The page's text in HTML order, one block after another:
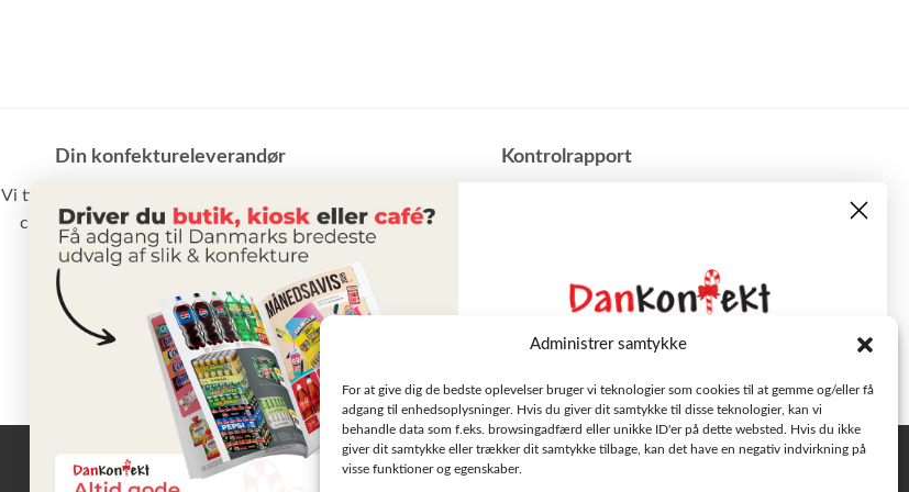
Administrer samtykke
For at give dig de bedste oplevelser bruger vi teknologier som cookies til at gemme og/eller få
adgang til enhedsoplysninger. Hvis du giver dit samtykke til disse teknologier, kan vi
behandle data som f.eks. browsingadfærd eller unikke ID'er på dette websted. Hvis du ikke
giver dit samtykke eller trækker dit samtykke tilbage, kan det have en negativ indvirkning på
visse funktioner og egenskaber.
Din konfektureleverandør
Vi tilbyder et stort udvalg af slik, chokolade,
chips samt vand m.m. til små som store
virksomheder
​Kontrolrapport
Privatlivspolitik
Læs tilbudsavisen
Se aktuelle tilbud